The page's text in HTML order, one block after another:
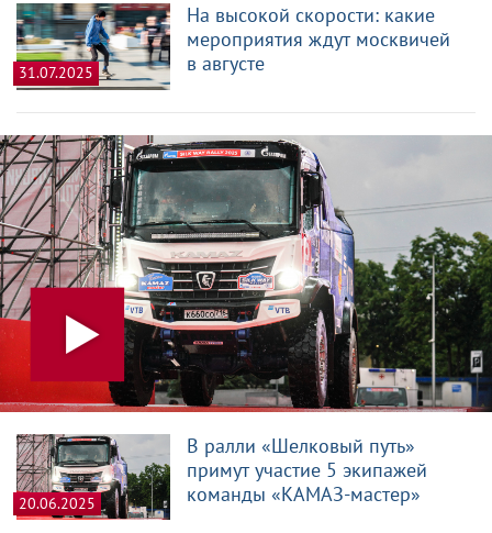
31.07.2025
На высокой скорости: какие
мероприятия ждут москвичей
в августе
20.06.2025
В ралли «Шелковый путь»
примут участие 5 экипажей
команды «КАМАЗ-мастер»